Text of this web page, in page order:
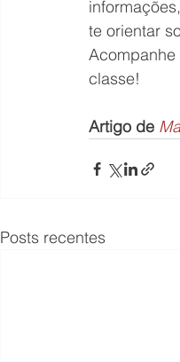
te orientar
classe!
Artigo de
Posts recentes